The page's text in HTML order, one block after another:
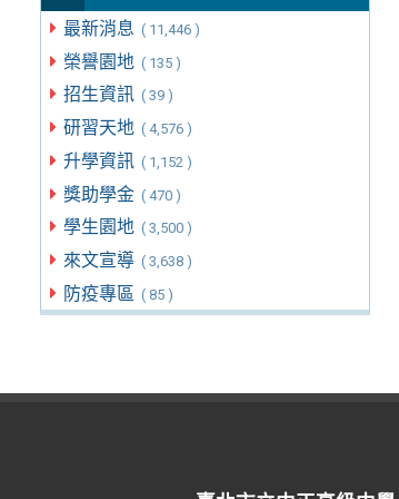
最新消息 ( 11,446 )
榮譽園地 ( 135 )
招生資訊 ( 39 )
研習天地 ( 4,576 )
升學資訊 ( 1,152 )
獎助學金 ( 470 )
學生園地 ( 3,500 )
來文宣導 ( 3,638 )
防疫專區 ( 85 )